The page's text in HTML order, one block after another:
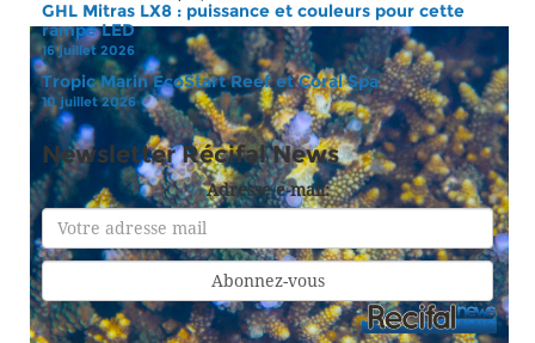
GHL Mitras LX8 : puissance et couleurs pour cette
rampe LED
16 juillet 2026
Tropic Marin EcoStart Reef et Coral Spa
10 juillet 2026
Newsletter Récifal News
Adresse e-mail: